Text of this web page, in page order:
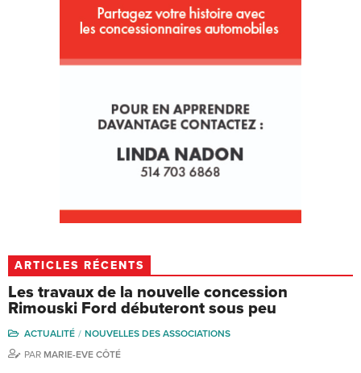
ARTICLES RÉCENTS
Les travaux de la nouvelle concession
Rimouski Ford débuteront sous peu
ACTUALITÉ
NOUVELLES DES ASSOCIATIONS
PAR MARIE-EVE CÔTÉ